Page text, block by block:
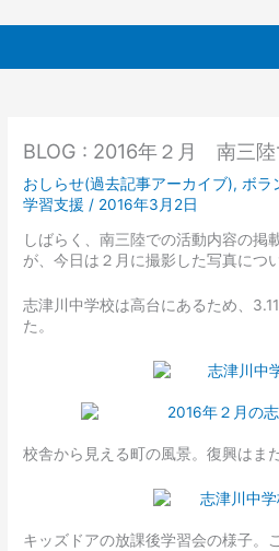
BLOG : 2016年２月 南三陸
おしらせ(過去記事アーカイブ), ボラ
学習支援 / 2016年3月2日
しばらく、南三陸での活動内容の掲
が、今日は２月に撮影した写真につ
志津川中学校は高台にあるため、
た。
校舎から見える町の風景。復興はま
キッズドアの放課後学習会の様子。